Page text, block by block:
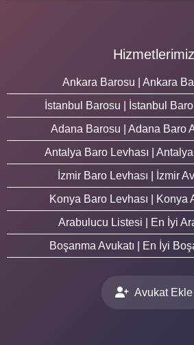
Hizmetlerimiz
Ankara Barosu | Ankara
İstanbul Barosu | İstanbul
Adana Barosu | Adana Baro
Antalya Baro Levhası |
İzmir Baro Levhası | İzmir
Konya Baro Levhası | Konya
Arabulucu Listesi | En İyi
Boşanma Avukatı | En İyi
Avukat Ekle